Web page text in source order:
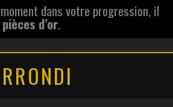
dans votre progression, il
d’or.